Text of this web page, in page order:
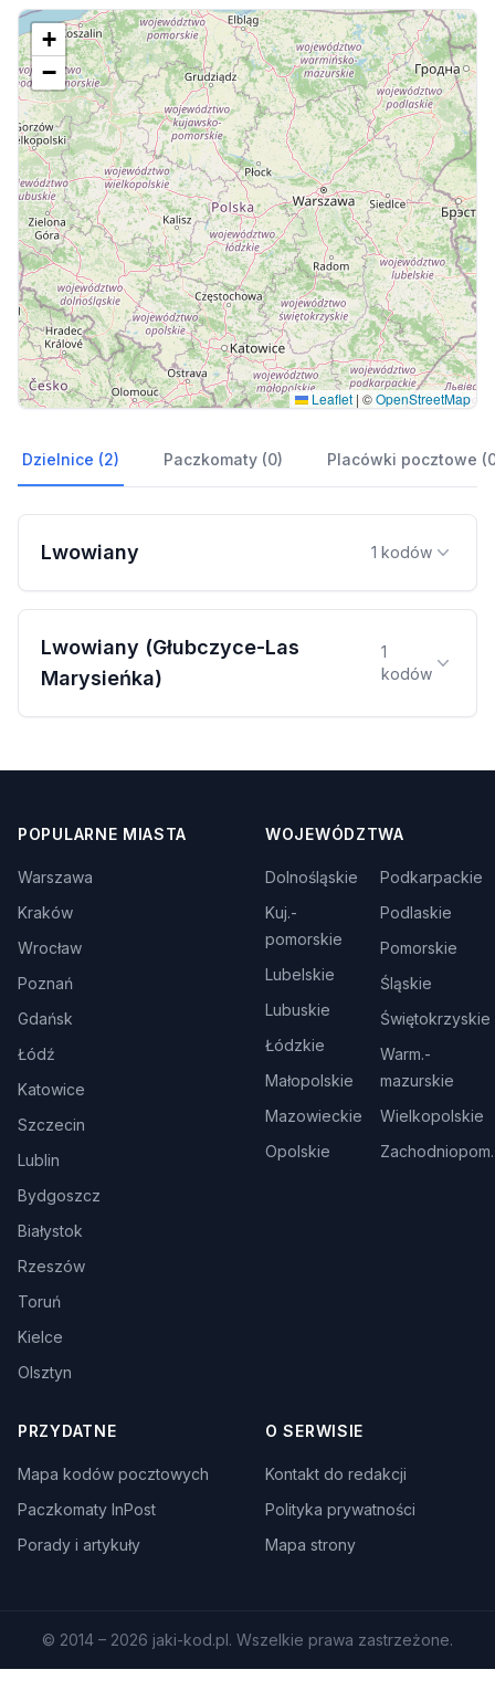
+
−
Leaflet | ©OpenStreetMap
Dzielnice (2) Paczkomaty (0) Placówki pocztowe
Lwowiany 1 kodów
Lwowiany (Głubczyce-Las
Marysieńka)
1
kodów
POPULARNE MIASTA
Warszawa
Kraków
Wrocław
Poznań
Gdańsk
Łódź
Katowice
Szczecin
Lublin
Bydgoszcz
Białystok
Rzeszów
Toruń
Kielce
Olsztyn
WOJEWÓDZTWA
Dolnośląskie
Kuj.-
pomorskie
Lubelskie
Lubuskie
Łódzkie
Małopolskie
Mazowieckie
Opolskie
Podkarpackie
Podlaskie
Pomorskie
Śląskie
Świętokrzyskie
Warm.-
mazurskie
Wielkopolskie
Zachodniopom.
PRZYDATNE
Mapa kodów pocztowych
Paczkomaty InPost
Porady i artykuły
O SERWISIE
Kontakt do redakcji
Polityka prywatności
Mapa strony
© 2014 – 2026 jaki-kod.pl. Wszelkie prawa zastrzeżone.